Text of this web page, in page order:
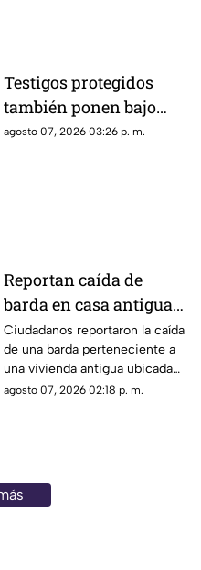
Testigos protegidos
también ponen bajo
presión a políticos en
agosto 07, 2026 03:26 p. m.
Reportan caída de
barda en casa antigua
del Centro de Morelia
Ciudadanos reportaron la caída
de una barda perteneciente a
una vivienda antigua ubicada
en pleno Centro Histórico de
agosto 07, 2026 02:18 p. m.